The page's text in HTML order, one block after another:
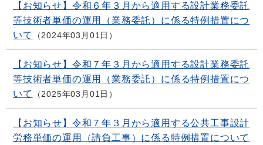
【お知らせ】令和６年３月から適用する設計業務委託
等技術者単価の運用（業務委託）に係る特例措置につ
いて
2024年03月01日
【お知らせ】令和７年３月から適用する設計業務委託
等技術者単価の運用（業務委託）に係る特例措置につ
いて
2025年03月01日
【お知らせ】令和７年３月から適用する公共工事設計
労務単価の運用（請負工事）に係る特例措置について